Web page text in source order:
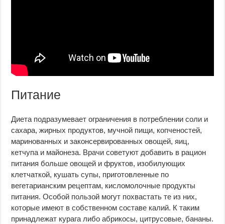
Питание
Диета подразумевает ограничения в потреблении соли и
сахара, жирных продуктов, мучной пищи, копченостей,
маринованных и законсервированных овощей, яиц,
кетчупа и майонеза. Врачи советуют добавить в рацион
питания больше овощей и фруктов, изобилующих
клетчаткой, кушать супы, приготовленные по
вегетарианским рецептам, кисломолочные продукты
питания. Особой пользой могут похвастать те из них,
которые имеют в собственном составе калий. К таким
принадлежат курага либо абрикосы, цитрусовые, бананы.